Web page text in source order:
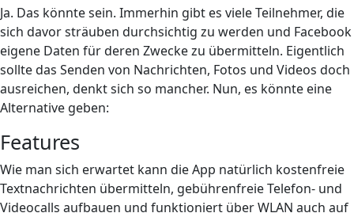
Ja. Das könnte sein. Immerhin gibt es viele Teilnehmer, die
sich davor sträuben durchsichtig zu werden und Facebook
eigene Daten für deren Zwecke zu übermitteln. Eigentlich
sollte das Senden von Nachrichten, Fotos und Videos doch
ausreichen, denkt sich so mancher. Nun, es könnte eine
Alternative geben:
Features
Wie man sich erwartet kann die App natürlich kostenfreie
Textnachrichten übermitteln, gebührenfreie Telefon- und
Videocalls aufbauen und funktioniert über WLAN auch auf